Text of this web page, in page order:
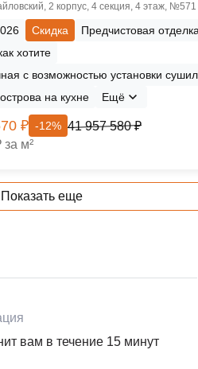
2 корпус, 4 секция, 4 этаж, №571
Скидка
Предчистовая
хотите
с возможностью установки
на кухне
Ещё
₽ -12% 41 957 580 ₽
за м²
Показать еще
вам в течение 15 минут